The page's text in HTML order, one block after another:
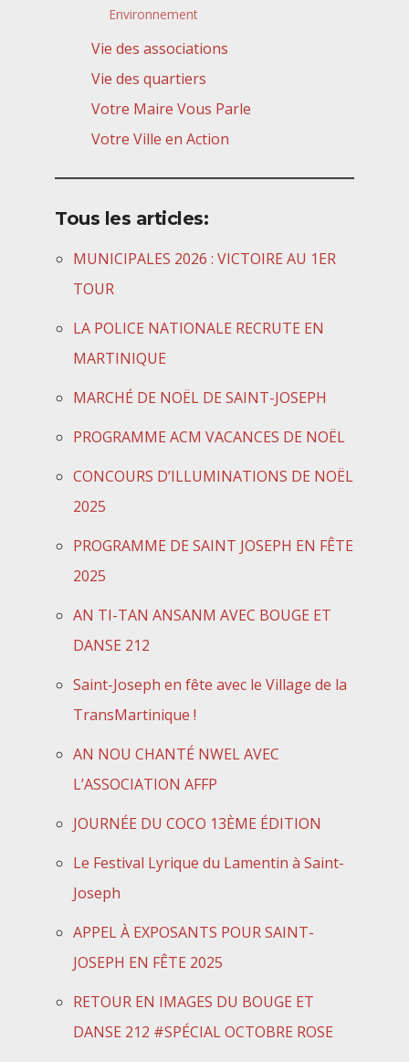
Environnement
Vie des associations
Vie des quartiers
Votre Maire Vous Parle
Votre Ville en Action
Tous les articles:
MUNICIPALES 2026 : VICTOIRE AU 1ER
TOUR
LA POLICE NATIONALE RECRUTE EN
MARTINIQUE
MARCHÉ DE NOËL DE SAINT-JOSEPH
PROGRAMME ACM VACANCES DE NOËL
CONCOURS D’ILLUMINATIONS DE NOËL
2025
PROGRAMME DE SAINT JOSEPH EN FÊTE
2025
AN TI-TAN ANSANM AVEC BOUGE ET
DANSE 212
Saint-Joseph en fête avec le Village de la
TransMartinique !
AN NOU CHANTÉ NWEL AVEC
L’ASSOCIATION AFFP
JOURNÉE DU COCO 13ÈME ÉDITION
Le Festival Lyrique du Lamentin à Saint-
Joseph
APPEL À EXPOSANTS POUR SAINT-
JOSEPH EN FÊTE 2025
RETOUR EN IMAGES DU BOUGE ET
DANSE 212 #SPÉCIAL OCTOBRE ROSE